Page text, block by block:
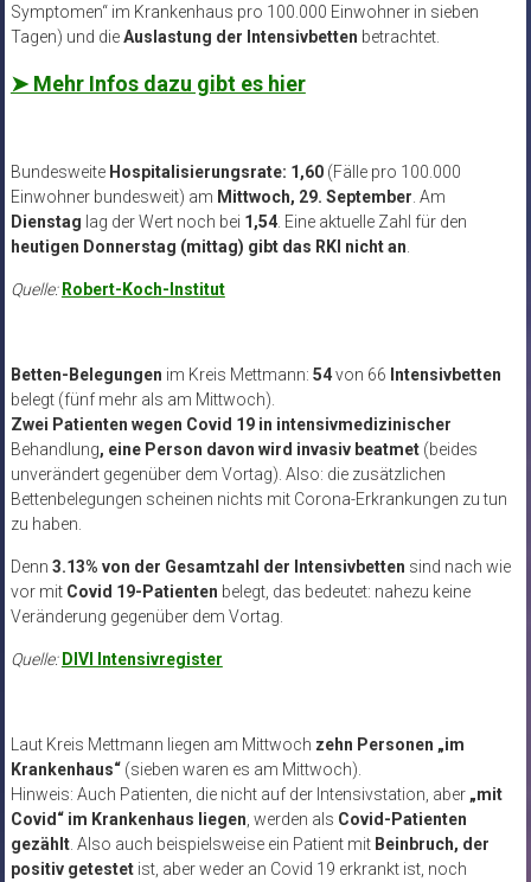
Symptomen“ im Krankenhaus pro 100.000 Einwohner in sieben
Tagen) und dieAuslastung der Intensivbetten betrachtet.
➤ Mehr Infos dazu gibt es hier
Bundesweite Hospitalisierungsrate: 1,60(Fälle pro 100.000
Einwohner bundesweit) am Mittwoch, 29. September . Am
Dienstag lag der Wert noch bei 1,54. Eine aktuelle Zahl für den
heutigen Donnerstag (mittag) gibt das RKI nicht an
Quelle:Robert-Koch-Institut
Betten-Belegungen im Kreis Mettmann: 54von 66 Intensivbetten
belegt (fünf mehr als am Mittwoch).
Zwei Patienten wegen Covid 19 in intensivmedizinischer
Behandlung, eine Person davon wird invasiv beatmet (beides
unverändert gegenüber dem Vortag). Also: die zusätzlichen
Bettenbelegungen scheinen nichts mit Corona-Erkrankungen zu tun
zu haben.
Denn 3.13% von der Gesamtzahl der Intensivbetten sind nach wie
vor mitCovid 19-Patienten belegt, das bedeutet: nahezu keine
Veränderung gegenüber dem Vortag.
Quelle: DIVI Intensivregister
Laut Kreis Mettmann liegen am Mittwoch zehn Personen „im
Krankenhaus“ (sieben waren es am Mittwoch).
Hinweis: Auch Patienten, die nicht auf der Intensivstation, aber „mit
Covid“ im Krankenhaus liegen , werden als Covid-Patienten
gezählt. Also auch beispielsweise ein Patient mit Beinbruch, der
positiv getestetist, aber weder an Covid 19 erkrankt ist, noch